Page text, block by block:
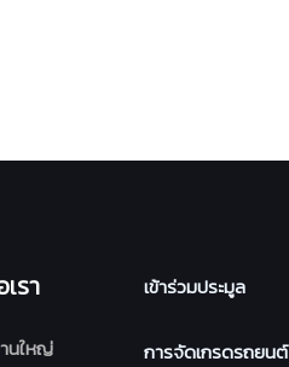
รา
นใหญ่
เข้าร่วมประมูล
การจัดเกรดรถยนต์